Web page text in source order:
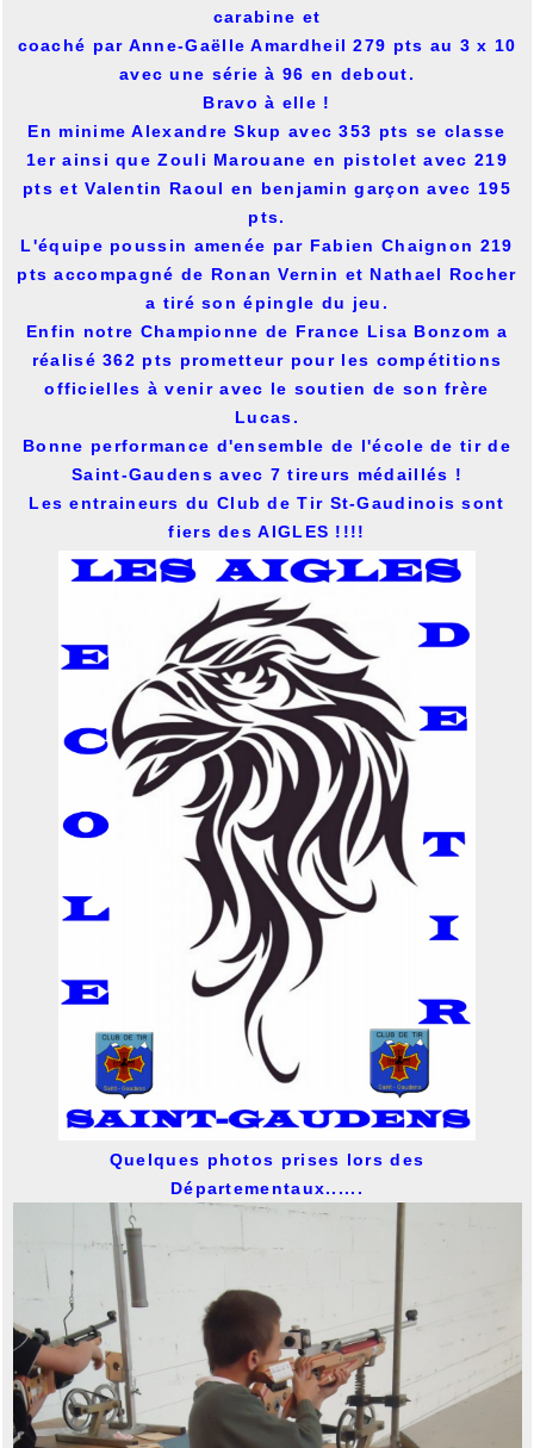
carabine et
coaché par Anne-Gaëlle Amardheil 279 pts au 3 x 10
avec une série à 96 en debout.
Bravo à elle !
En minime Alexandre Skup avec 353 pts se classe
1er ainsi que Zouli Marouane en pistolet avec 219
pts et Valentin Raoul en benjamin garçon avec 195
pts.
L'équipe poussin amenée par Fabien Chaignon 219
pts accompagné de Ronan Vernin et Nathael Rocher
a tiré son épingle du jeu.
Enfin notre Championne de France Lisa Bonzom a
réalisé 362 pts prometteur pour les compétitions
officielles à venir avec le soutien de son frère
Lucas.
Bonne performance d'ensemble de l'école de tir de
Saint-Gaudens avec 7 tireurs médaillés !
Les entraineurs du Club de Tir St-Gaudinois sont
fiers des AIGLES !!!!
Quelques photos prises lors des
Départementaux......